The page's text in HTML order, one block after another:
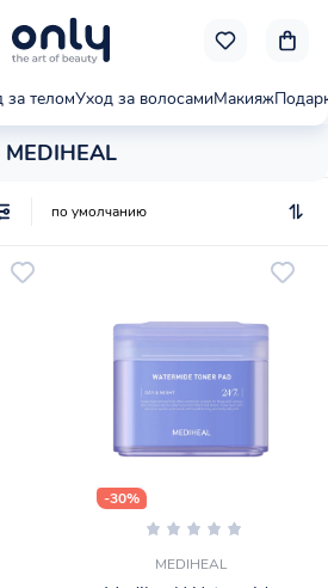
за теломУход за волосамиМакияж
MEDIHEAL
-30%
MEDIHEAL